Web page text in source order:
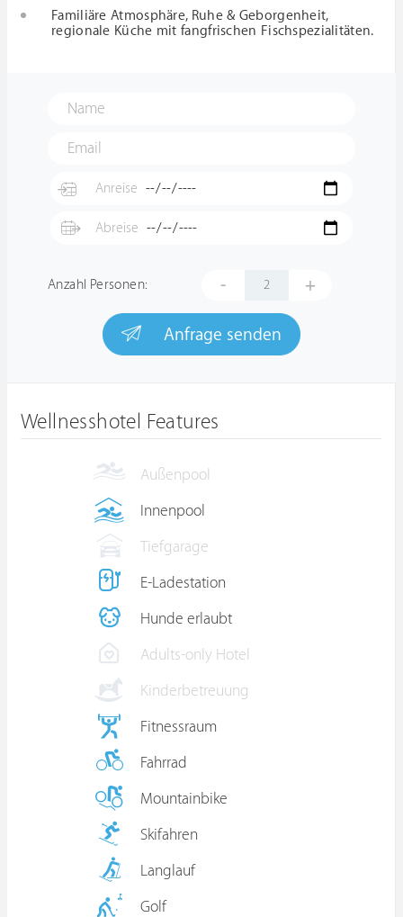
Familiäre Atmosphäre, Ruhe & Geborgenheit,
regionale Küche mit fangfrischen Fischspezialitäten.
Anzahl Personen: - +
Anfrage senden
Wellnesshotel Features
Außenpool
Innenpool
Tiefgarage
E-Ladestation
Hunde erlaubt
Adults-only Hotel
Kinderbetreuung
Fitnessraum
Fahrrad
Mountainbike
Skifahren
Langlauf
Golf